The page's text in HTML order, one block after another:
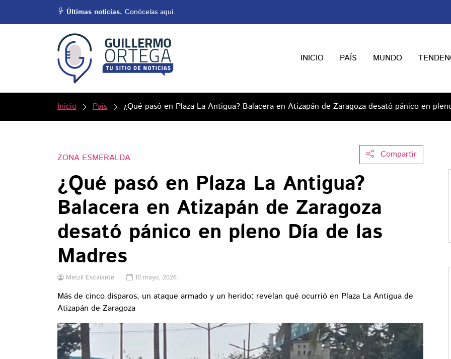
Últimas noticias. Conócelas aquí.
INICIO PAÍS MUNDO
Inicio País ¿Qué pasó en Plaza La Antigua? Balacera en Atizapán de Zaragoza desató pánico en
Compartir
ZONA ESMERALDA
¿Qué pasó en Plaza La Antigua?
Balacera en Atizapán de Zaragoza
desató pánico en pleno Día de las
Madres
Metzli Escalante 10 mayo, 2026
Más de cinco disparos, un ataque armado y un herido: revelan qué ocurrió en Plaza La Antigua de
Atizapán de Zaragoza